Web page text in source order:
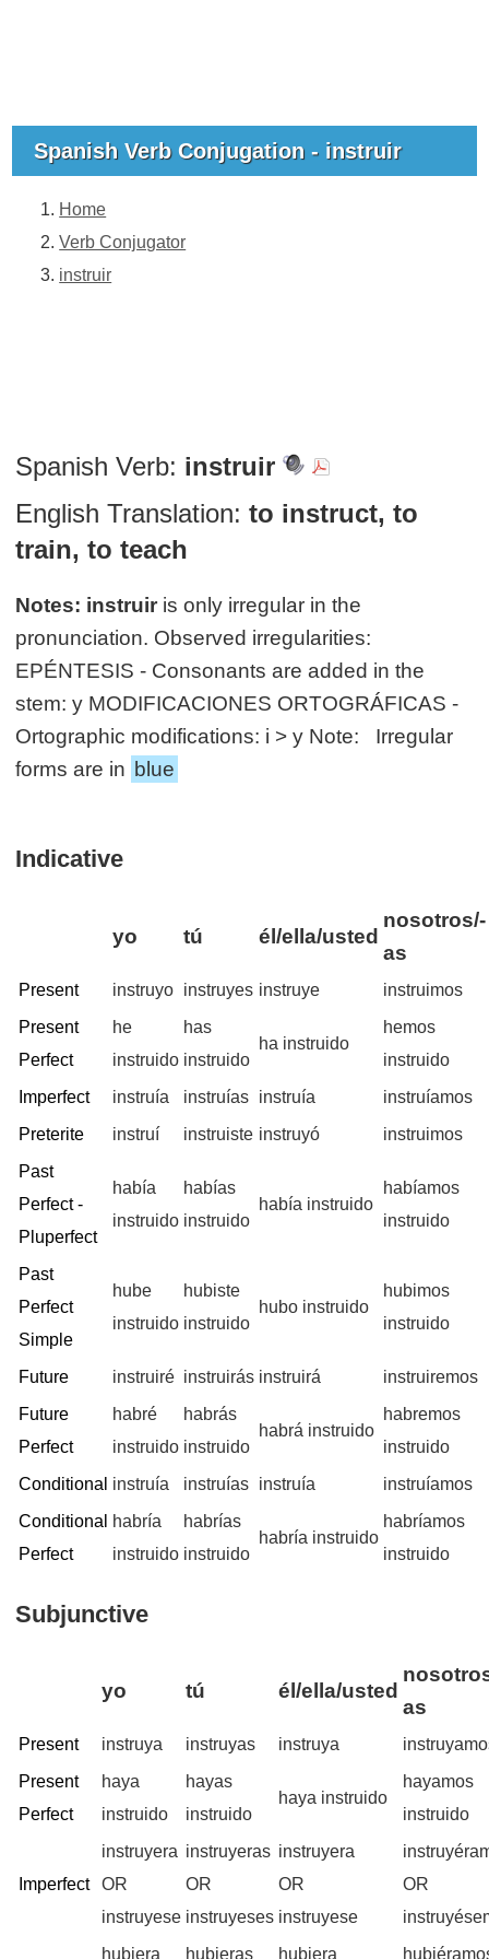
Spanish Verb Conjugation - instruir
Home
Verb Conjugator
instruir
Spanish Verb: instruir
English Translation: to instruct, to
train, to teach
Notes: instruir is only irregular in the
pronunciation. Observed irregularities:
EPÉNTESIS - Consonants are added in the
stem: y MODIFICACIONES ORTOGRÁFICAS -
Ortographic modifications: i > y Note: Irregular
forms are in blue
Indicative
yo tú él/ella/usted
nosotros/-
as
Present instruyo instruyes instruye
instruimos
Present
Perfect
he
instruido
has
instruido
ha instruido
hemos
instruido
Imperfect
instruía instruías instruía
instruíamos
Preterite
instruí instruiste instruyó
instruimos
Past
Perfect -
Pluperfect
había
instruido
habías
instruido
había instruido
habíamos
instruido
Past
Perfect
Simple
hube
instruido
hubiste
instruido
hubo instruido
hubimos
instruido
Future instruiré instruirás instruirá
instruiremos
Future
Perfect
habré
instruido
habrás
instruido
habrá instruido
habremos
instruido
Conditional instruía instruías instruía
instruíamos
Conditional
Perfect
habría
instruido
habrías
instruido
habría instruido
habríamos
instruido
Subjunctive
yo tú él/ella/usted
as
Present instruya instruyas instruya
Present
Perfect
haya
instruido
hayas
instruido
haya instruido
hayamos
instruido
Imperfect
instruyera
OR
instruyese
instruyeras
OR
instruyeses
instruyera
OR
instruyese
OR
hubiera
hubieras hubiera